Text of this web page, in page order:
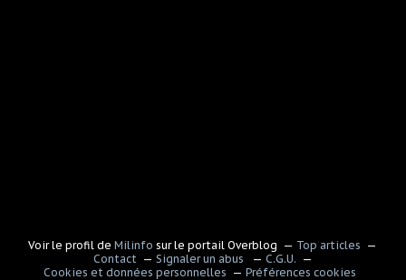
Voir le profil deMilinfo sur le portail Overblog
Top articles
Contact
Signaler un abus
C.G.U.
Cookies et données personnelles
Préférences cookies